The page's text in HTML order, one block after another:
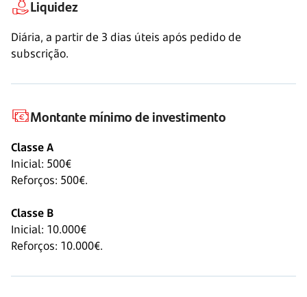
Liquidez
Diária, a partir de 3 dias úteis após pedido de
subscrição.
Montante mínimo de investimento
Classe A
Inicial: 500€
Reforços: 500€.
Classe B
Inicial: 10.000€
Reforços: 10.000€.